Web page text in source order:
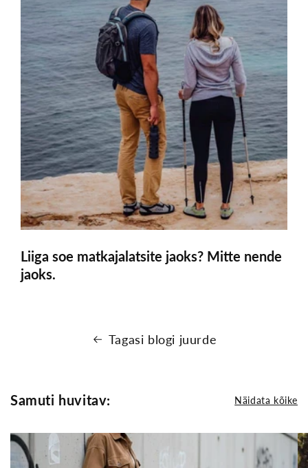
Liiga soe matkajalatsite jaoks? Mitte nende
jaoks.
Tagasi blogi juurde
Samuti huvitav: Näidata kõike